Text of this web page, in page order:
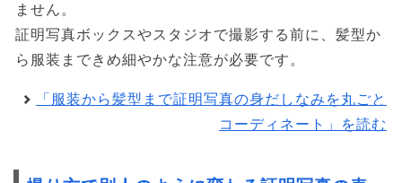
ません。
証明写真ボックスやスタジオで撮影する前に、髪型か
ら服装まできめ細やかな注意が必要です。
「服装から髪型まで証明写真の身だしなみを丸ごと
コーディネート」を読む